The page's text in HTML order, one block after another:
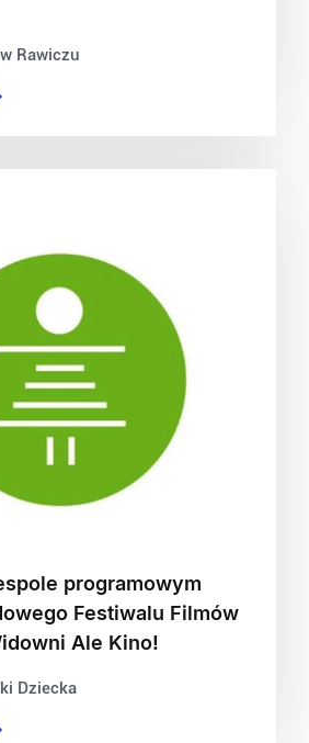
Rawiczu
programowym
Festiwalu Filmów
Ale Kino!
Dziecka